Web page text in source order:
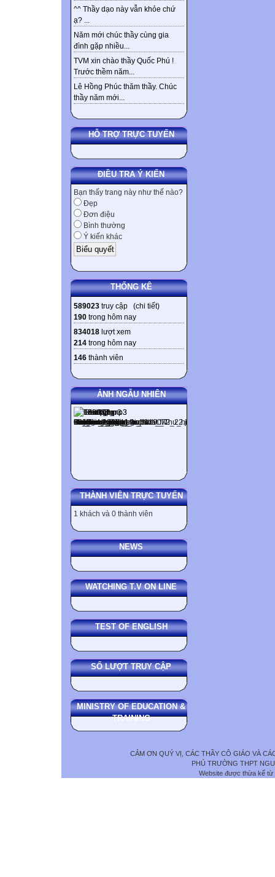
^^ Thầy dạo này vẫn khỏe chứ
ạ? ...
Năm mới chúc thầy cùng gia
đình gặp nhiều...
TVM xin chào thầy Quốc Phú !
Trước thềm năm...
Lê Hồng Phúc thăm thầy. Chúc
thầy năm mới...
HỖ TRỢ TRỰC TUYẾN
ĐIỀU TRA Ý KIẾN
Bạn thấy trang này như thế nào?
Đẹp
Đơn điệu
Bình thường
Ý kiến khác
THỐNG KÊ
589023 truy cập (chi tiết)
190 trong hôm nay
834018 lượt xem
214 trong hôm nay
146 thành viên
ẢNH NGẪU NHIÊN
THÀNH VIÊN TRỰC TUYẾN
1 khách và 0 thành viên
NEWS
WATCHING T.V ON LINE
TEST OF ENGLISH
SỐ LƯỢT TRUY CẬP
MINISTRY OF EDUCATION &
TRAINING
CẢM ƠN QUÝ VỊ, CÁC THẦY CÔ GIÁO VÀ
PHÚ TRƯỜNG THPT
Website được thừa kế từ